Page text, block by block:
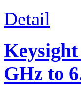
Detail
GHz to